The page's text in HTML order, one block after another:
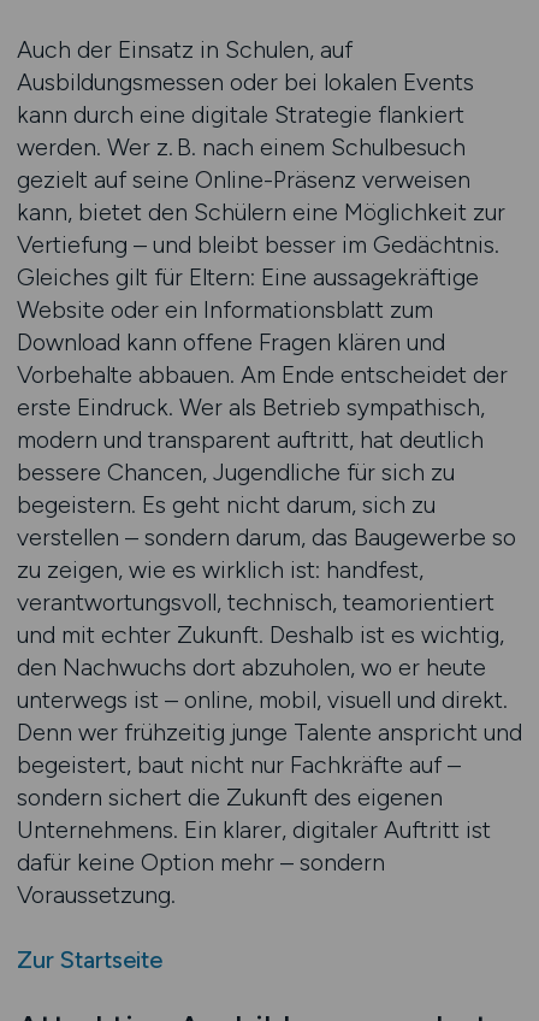
Auch der Einsatz in Schulen, auf
Ausbildungsmessen oder bei lokalen Events
kann durch eine digitale Strategie flankiert
werden. Wer z. B. nach einem Schulbesuch
gezielt auf seine Online-Präsenz verweisen
kann, bietet den Schülern eine Möglichkeit zur
Vertiefung – und bleibt besser im Gedächtnis.
Gleiches gilt für Eltern: Eine aussagekräftige
Website oder ein Informationsblatt zum
Download kann offene Fragen klären und
Vorbehalte abbauen. Am Ende entscheidet der
erste Eindruck. Wer als Betrieb sympathisch,
modern und transparent auftritt, hat deutlich
bessere Chancen, Jugendliche für sich zu
begeistern. Es geht nicht darum, sich zu
verstellen – sondern darum, das Baugewerbe so
zu zeigen, wie es wirklich ist: handfest,
verantwortungsvoll, technisch, teamorientiert
und mit echter Zukunft. Deshalb ist es wichtig,
den Nachwuchs dort abzuholen, wo er heute
unterwegs ist – online, mobil, visuell und direkt.
Denn wer frühzeitig junge Talente anspricht und
begeistert, baut nicht nur Fachkräfte auf –
sondern sichert die Zukunft des eigenen
Unternehmens. Ein klarer, digitaler Auftritt ist
dafür keine Option mehr – sondern
Voraussetzung.
Zur Startseite